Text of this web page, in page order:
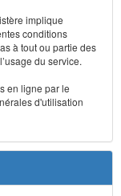
implique
conditions
à tout ou partie des
du service.
en ligne par le
d'utilisation